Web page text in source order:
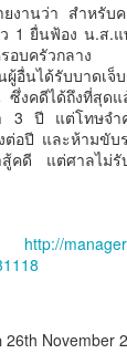
า สำหรับคดีอ
1 ยื่นฟ้อง น.ส.
รอบครัวกลาง
ผู้อื่นได้รับบาดเ
ซึ่งคดีได้ถึงที่สุด
3 ปี แต่โทษจ
อปี และห้ามขับ
สู้คดี แต่ศาลไม่
http://
26th November